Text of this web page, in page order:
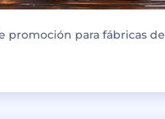
promoción para fábricas de